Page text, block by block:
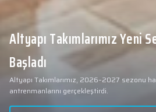
Altyapı Takımlarımız Yeni
Başladı
Altyapı Takımlarımız, 2026–2027 sezonu
antrenmanlarını gerçekleştirdi.